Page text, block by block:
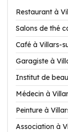
Restaurant à
Salons de thé
Café à Villars-
Garagiste à
Institut de
Médecin à
Peinture à
Association à